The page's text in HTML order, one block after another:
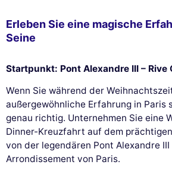
Erleben Sie eine magische
Seine
Startpunkt: Pont Alexandre III – Rive
Wenn Sie während der
außergewöhnliche Erfahrung in Paris
genau richtig. Unternehmen Sie eine
Dinner-Kreuzfahrt auf dem
von der legendären Pont Alexandre III
Arrondissement von Paris.